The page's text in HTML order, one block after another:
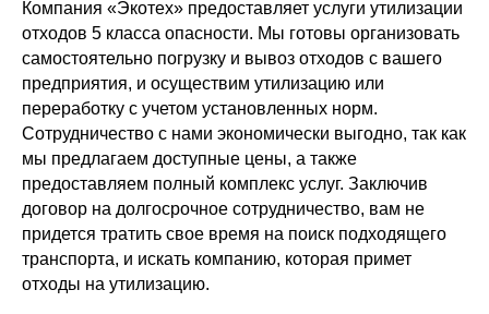
Сделать запрос
Компания «Экотех» предоставляет услуги утилизации
отходов 5 класса опасности. Мы готовы организовать
самостоятельно погрузку и вывоз отходов с вашего
предприятия, и осуществим утилизацию или
переработку с учетом установленных норм.
Сотрудничество с нами экономически выгодно, так как
мы предлагаем доступные цены, а также
предоставляем полный комплекс услуг. Заключив
договор на долгосрочное сотрудничество, вам не
придется тратить свое время на поиск подходящего
транспорта, и искать компанию, которая примет
отходы на утилизацию.